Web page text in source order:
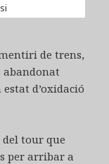
de trens,
abandonat
d’oxidació
del tour que
per arribar a